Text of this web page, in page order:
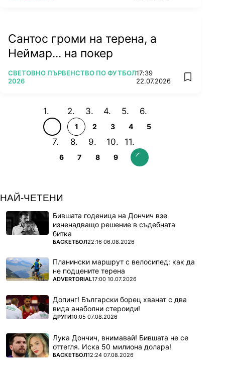
Сантос громи на терена, а
Неймар... на покер
ПОВЕЧЕ ОТ
СВЕТОВНО ПЪРВЕНСТВО ПО ФУТБОЛ
2026
17:39
22.07.2026
add
1 2 3 4 5
6 7 8 9
НАЙ-ЧЕТЕНИ
Бившата годеница на Дончич взе
изненадващо решение в съдебната
битка
ПОВЕЧЕ ОТ
БАСКЕТБОЛ22:16 06.08.2026
Планински маршрут с велосипед: как да
не подцените терена
ПОВЕЧЕ ОТ
ADVERTORIAL17:00 10.07.2026
Допинг! Български борец хванат с два
вида анаболни стероиди!
ПОВЕЧЕ ОТ
ДРУГИ10:05 07.08.2026
Лука Дончич, внимавай! Бившата не се
оттегля. Иска 50 милиона долара!
ПОВЕЧЕ ОТ
БАСКЕТБОЛ12:24 07.08.2026